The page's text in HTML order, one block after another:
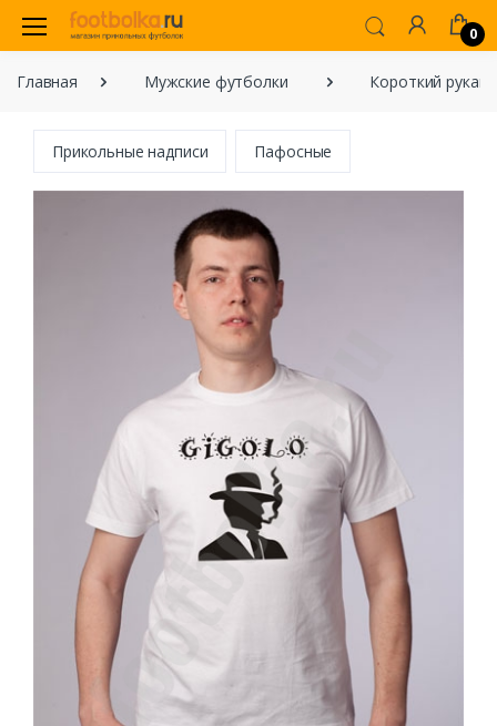
0
Главная Мужские футболки Короткий рукав
Прикольные надписи Пафосные